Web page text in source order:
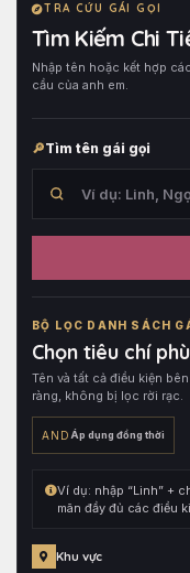
TRA CỨU GÁI GỌI
Tìm Kiếm Chi
Nhập tên hoặc kết hợp
cầu của anh em.
Tìm tên gái gọi
trong
tên
hồ
sơ,
đó
kết
hợp
cùng
bộ
BỘ LỌC DANH SÁCH
Chọn tiêu chí
Tên và tất cả điều kiện
ràng, không bị lọc rời rạc.
ANDÁp dụng đồng thời
Ví dụ: nhập “Linh” +
mãn đầy đủ các điều
Khu vực